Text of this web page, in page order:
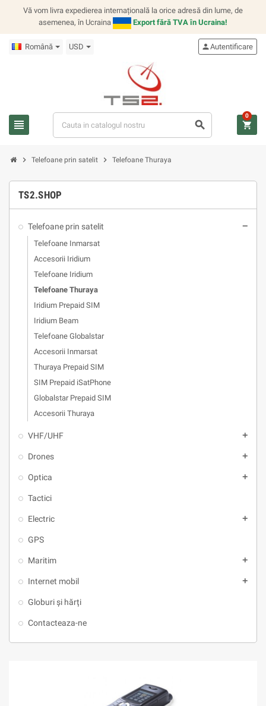
Vă vom livra expedierea internațională la orice adresă din lume, de
asemenea, în Ucraina
Export fără TVA în Ucraina!
Română USD
view_headline search
personAutentificare
shopping_cart
0
chevron_right Telefoane prin satelit chevron_right Telefoane Thuraya
TS2.SHOP
Telefoane prin satelit remove
Telefoane Inmarsat
Accesorii Iridium
Telefoane Iridium
Telefoane Thuraya
Iridium Prepaid SIM
Iridium Beam
Telefoane Globalstar
Accesorii Inmarsat
Thuraya Prepaid SIM
SIM Prepaid iSatPhone
Globalstar Prepaid SIM
Accesorii Thuraya
VHF/UHF add
Drones add
Optica add
Tactici
Electric add
GPS
Maritim add
Internet mobil add
Globuri și hărți
Contacteaza-ne